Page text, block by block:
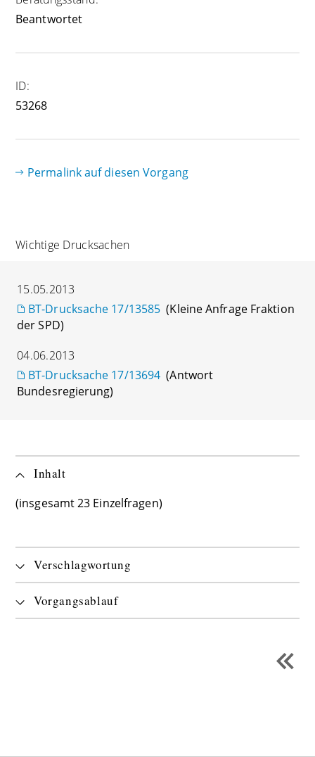
Beantwortet
ID:
53268
Permalink auf diesen Vorgang
Wichtige Drucksachen
15.05.2013
BT-Drucksache 17/13585 (Kleine Anfrage Fraktion
der SPD)
04.06.2013
BT-Drucksache 17/13694 (Antwort
Bundesregierung)
Inhalt
(insgesamt 23 Einzelfragen)
Verschlagwortung
Vorgangsablauf